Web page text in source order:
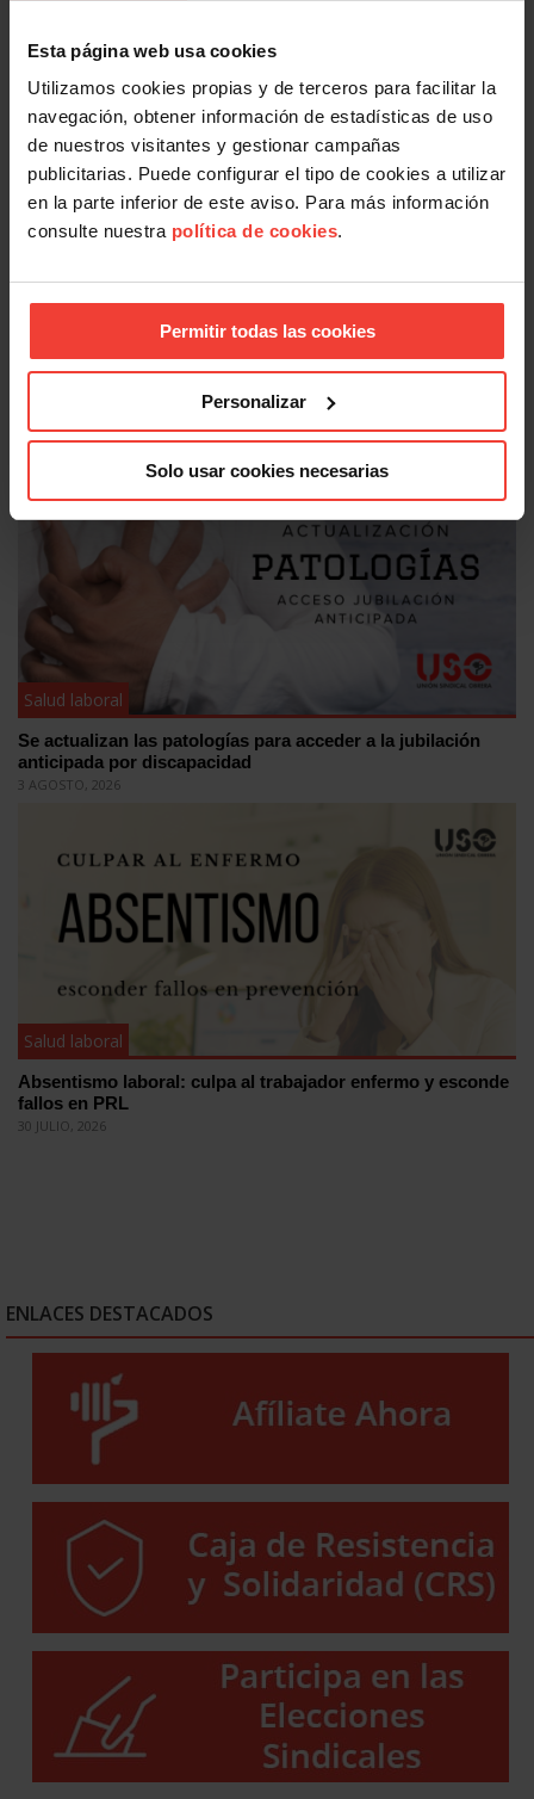
Esta página web usa cookies
Utilizamos cookies propias y de terceros para facilitar la
navegación, obtener información de estadísticas de uso
de nuestros visitantes y gestionar campañas
publicitarias. Puede configurar el tipo de cookies a utilizar
en la parte inferior de este aviso. Para más información
consulte nuestra política de cookies.
Permitir todas las cookies
Personalizar
Solo usar cookies necesarias
Salud laboral
Presentismo, ir a trabajar enfermo por miedo: el problema
5 AGOSTO, 2026
Salud laboral
Se actualizan las patologías para acceder a la jubilación
anticipada por discapacidad
3 AGOSTO, 2026
Salud laboral
Absentismo laboral: culpa al trabajador enfermo y esconde
fallos en PRL
30 JULIO, 2026
ENLACES DESTACADOS